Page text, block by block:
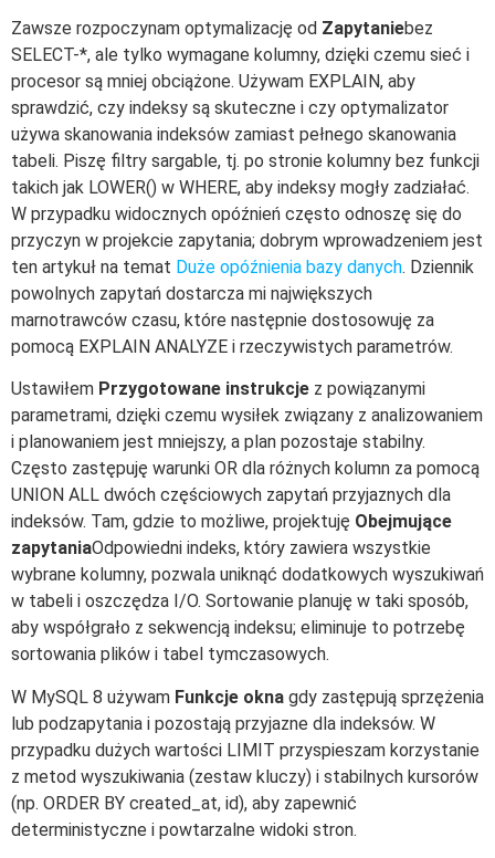
Zawsze rozpoczynam optymalizację od Zapytaniebez
SELECT-*, ale tylko wymagane kolumny, dzięki czemu sieć i
procesor są mniej obciążone. Używam EXPLAIN, aby
sprawdzić, czy indeksy są skuteczne i czy optymalizator
używa skanowania indeksów zamiast pełnego skanowania
tabeli. Piszę filtry sargable, tj. po stronie kolumny bez funkcji
takich jak LOWER() w WHERE, aby indeksy mogły zadziałać.
W przypadku widocznych opóźnień często odnoszę się do
przyczyn w projekcie zapytania; dobrym wprowadzeniem jest
ten artykuł na temat Duże opóźnienia bazy danych. Dziennik
powolnych zapytań dostarcza mi największych
marnotrawców czasu, które następnie dostosowuję za
pomocą EXPLAIN ANALYZE i rzeczywistych parametrów.
Ustawiłem Przygotowane instrukcje z powiązanymi
parametrami, dzięki czemu wysiłek związany z analizowaniem
i planowaniem jest mniejszy, a plan pozostaje stabilny.
Często zastępuję warunki OR dla różnych kolumn za pomocą
UNION ALL dwóch częściowych zapytań przyjaznych dla
indeksów. Tam, gdzie to możliwe, projektuję Obejmujące
zapytaniaOdpowiedni indeks, który zawiera wszystkie
wybrane kolumny, pozwala uniknąć dodatkowych wyszukiwań
w tabeli i oszczędza I/O. Sortowanie planuję w taki sposób,
aby współgrało z sekwencją indeksu; eliminuje to potrzebę
sortowania plików i tabel tymczasowych.
W MySQL 8 używam Funkcje okna gdy zastępują sprzężenia
lub podzapytania i pozostają przyjazne dla indeksów. W
przypadku dużych wartości LIMIT przyspieszam korzystanie
z metod wyszukiwania (zestaw kluczy) i stabilnych kursorów
(np. ORDER BY created_at, id), aby zapewnić
deterministyczne i powtarzalne widoki stron.